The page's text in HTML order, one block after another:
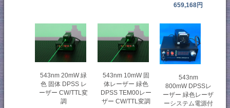
659,168円
543nm 20mW 緑
色 固体 DPSS レ
ーザー CW/TTL変
調
543nm 10mW 固
体レーザー 緑色
DPSS TEM00レー
ザー CW/TTL変調
543nm
800mW DPSSレ
ーザー 緑色レーザ
ーシステム電源付